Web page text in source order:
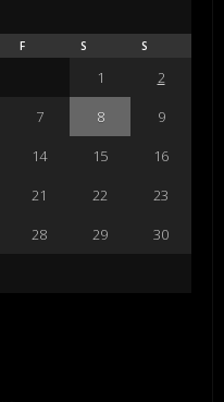
F S S
1
2
7 8
9
14 15
16
21 22
23
28 29
30